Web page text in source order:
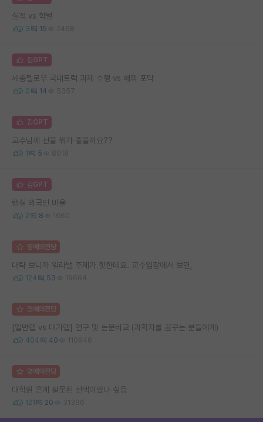
실적 vs 학벌
3 15 2468
김GPT
세종펠로우 국내트랙 과제 수행 vs 해외 포닥
0 14 5357
김GPT
교수님께 선물 뭐가 좋을까요??
1 5 8018
김GPT
랩실 외국인 비율
2 8 1660
명예의전당
대략 보니까 워라밸 주제가 핫한데요. 교수입장에서 보면,
124 53 19664
명예의전당
[일반랩 vs 대가랩] 연구 및 논문비교 (과학자를 꿈꾸는 분들에게)
404 40 110946
명예의전당
대학원 온게 잘못된 선택이었나 싶음
121 20 31396